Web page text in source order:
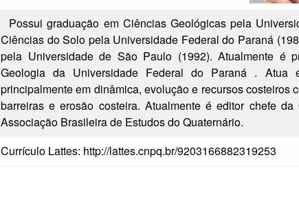
Possui graduação em Ciências Geológicas pela
Ciências do Solo pela Universidade Federal do Paraná
pela Universidade de São Paulo (1992). Atualmente é
Geologia da Universidade Federal do Paraná . Atua
principalmente em dinâmica, evolução e recursos costeiros
barreiras e erosão costeira. Atualmente é editor chefe
Associação Brasileira de Estudos do Quaternário.
Currículo Lattes: http://lattes.cnpq.br/9203166882319253